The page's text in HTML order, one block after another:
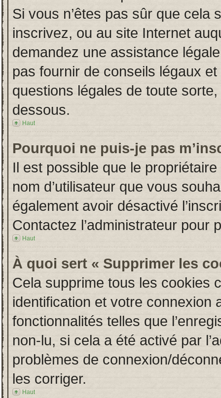
Si vous n’êtes pas sûr que cela
inscrivez, ou au site Internet
demandez une assistance
pas fournir de conseils légaux
questions légales de toute
dessous.
Haut
Pourquoi ne puis-je pas
Il est possible que le
nom d’utilisateur que vous
également avoir désactivé
Contactez l’administrateur pour
Haut
À quoi sert « Supprimer les
Cela supprime tous les cookies
identification et votre connexion
fonctionnalités telles que
non-lu, si cela a été activé par
problèmes de connexion/
les corriger.
Haut